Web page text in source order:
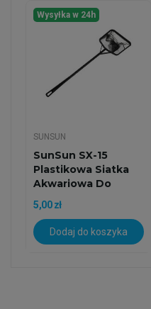
Wysyłka w 24h
SUNSUN
SunSun SX-15
Plastikowa Siatka
Akwariowa Do
Wody Morskiej...
5,00 zł
Dodaj do koszyka